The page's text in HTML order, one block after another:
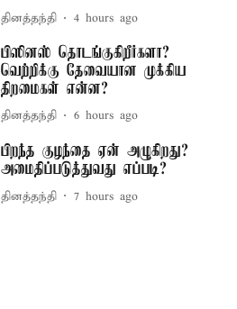
தினத்தந்தி 4 hours ago
பிஸினஸ் தொடங்குகிறீர்களா?
வெற்றிக்கு தேவையான முக்கிய
திறமைகள் என்ன?
தினத்தந்தி 6 hours ago
பிறந்த குழந்தை ஏன் அழுகிறது?
அமைதிப்படுத்துவது எப்படி?
தினத்தந்தி 7 hours ago